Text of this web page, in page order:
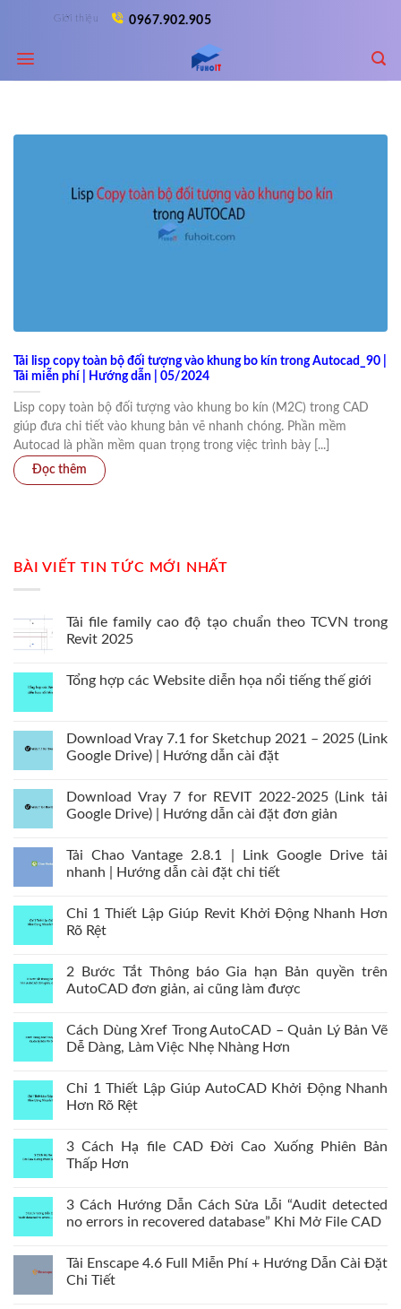
content
Giới thiệu 0967.902.905
Tải lisp copy toàn bộ đối tượng vào khung bo kín trong Autocad_90 |
Tải miễn phí | Hướng dẫn | 05/2024
Lisp copy toàn bộ đối tượng vào khung bo kín (M2C) trong CAD
giúp đưa chi tiết vào khung bản vẽ nhanh chóng. Phần mềm
Autocad là phần mềm quan trọng trong việc trình bày [...]
BÀI VIẾT TIN TỨC MỚI NHẤT
Tải file family cao độ tạo chuẩn theo TCVN trong
Revit 2025
Tổng hợp các Website diễn họa nổi tiếng thế giới
Download Vray 7.1 for Sketchup 2021 – 2025 (Link
Google Drive) | Hướng dẫn cài đặt
Download Vray 7 for REVIT 2022-2025 (Link tải
Google Drive) | Hướng dẫn cài đặt đơn giản
Tải Chao Vantage 2.8.1 | Link Google Drive tải
nhanh | Hướng dẫn cài đặt chi tiết
Chỉ 1 Thiết Lập Giúp Revit Khởi Động Nhanh Hơn
Rõ Rệt
2 Bước Tắt Thông báo Gia hạn Bản quyền trên
AutoCAD đơn giản, ai cũng làm được
Cách Dùng Xref Trong AutoCAD – Quản Lý Bản Vẽ
Dễ Dàng, Làm Việc Nhẹ Nhàng Hơn
Chỉ 1 Thiết Lập Giúp AutoCAD Khởi Động Nhanh
Hơn Rõ Rệt
3 Cách Hạ file CAD Đời Cao Xuống Phiên Bản
Thấp Hơn
3 Cách Hướng Dẫn Cách Sửa Lỗi “Audit detected
no errors in recovered database” Khi Mở File CAD
Tải Enscape 4.6 Full Miễn Phí + Hướng Dẫn Cài Đặt
Chi Tiết